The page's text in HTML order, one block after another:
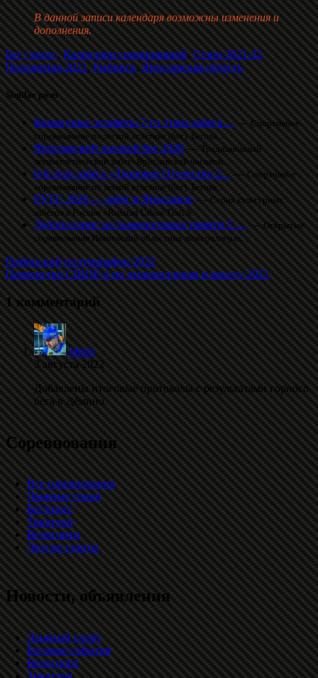
В данной записи календаря возможны изменения и
дополнения.
Бег / кросс,Календари соревнований,Сезон 2021-22
Положения 2022,Рыбинск,Ярославская область
Similar posts
Командные эстафеты 7-го этапа забега ...—Спортивное
соревнование по легкой атлетике (бег). Бегова...
Ярославский часовой бег 2026—Традиционный
легкоатлетический забег«Ярославский часовой...
6-й этап забега «Здоровое Отечество 2...—Спортивное
соревнование по легкой атлетике (бег). Бегова...
РУТС 2026 — забег в Ярославле—Серия культурных
забегов в России «Russian Urban Trail S...
Даблполлинг на лыжероллерах памяти С....—Открытые
соревнования Ивановской областина лыжероллерах....
Рыбинский полумарафон 2022
Первенство СШОР-4 по лыжероллерам и кроссу 2022
1 комментарий
Minfo
3 августа 2022
Добавлены итоговые протоколы с результатами горного
бега в Дёмино.
Соревнования
Все соревнования
Лыжные гонки
Бег/кросс
Триатлон
Велогонки
Другие старты
Новости, объявления
Лыжный спорт
Беговые события
Велоспорт